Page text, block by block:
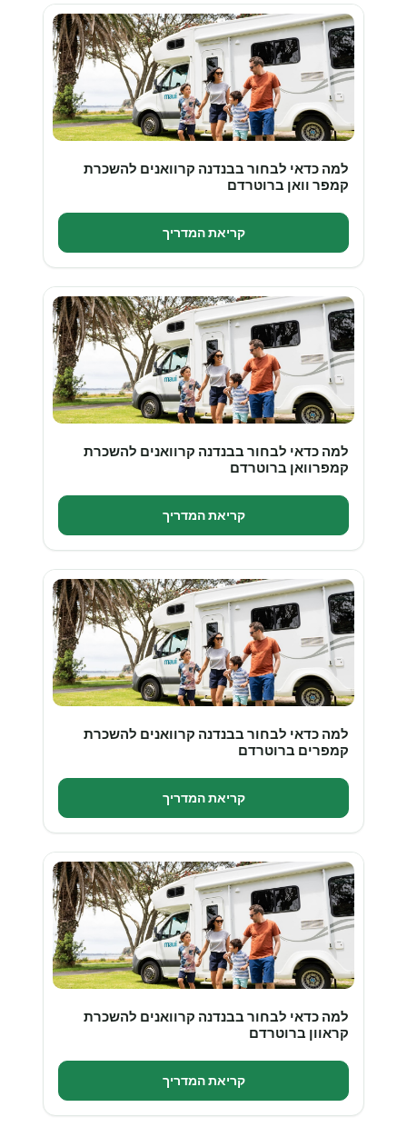
למה כדאי לבחור בבנדנה קרוואנים להשכרת
קמפר וואן ברוטרדם
קריאת המדריך
למה כדאי לבחור בבנדנה קרוואנים להשכרת
קמפרוואן ברוטרדם
קריאת המדריך
למה כדאי לבחור בבנדנה קרוואנים להשכרת
קמפרים ברוטרדם
קריאת המדריך
למה כדאי לבחור בבנדנה קרוואנים להשכרת
קראוון ברוטרדם
קריאת המדריך